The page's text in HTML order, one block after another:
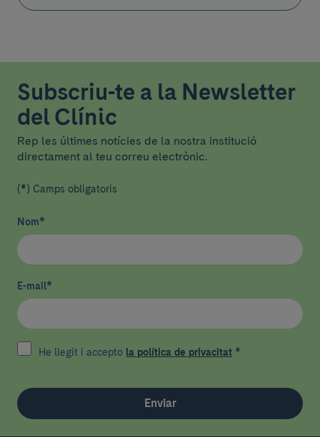
Subscriu-te a la Newsletter
del Clínic
Rep les últimes notícies de la nostra institució
directament al teu correu electrònic.
(*) Camps obligatoris
Nom*
E-mail*
He llegit i accepto la política de privacitat *
Enviar